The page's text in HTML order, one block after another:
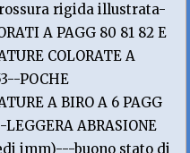
rigida illustrata-
A PAGG 80 81 82 E
COLORATE A
POCHE
A BIRO A 6 PAGG
ABRASIONE
imm)---buono stato di